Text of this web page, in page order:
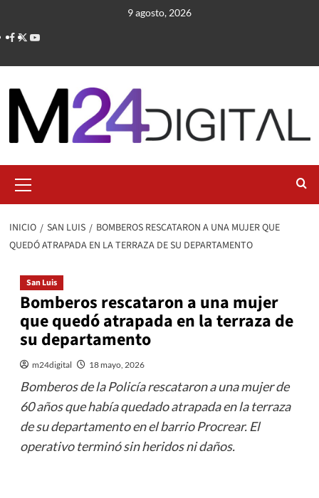
contenido
9 agosto, 2026
primario
INICIO SAN LUIS
BOMBEROS RESCATARON A UNA MUJER QUE
QUEDÓ ATRAPADA EN LA TERRAZA DE SU DEPARTAMENTO
San Luis
Bomberos rescataron a una mujer
que quedó atrapada en la terraza de
su departamento
m24digital 18 mayo, 2026
Bomberos de la Policía rescataron a una mujer de
60 años que había quedado atrapada en la terraza
de su departamento en el barrio Procrear. El
operativo terminó sin heridos ni daños.